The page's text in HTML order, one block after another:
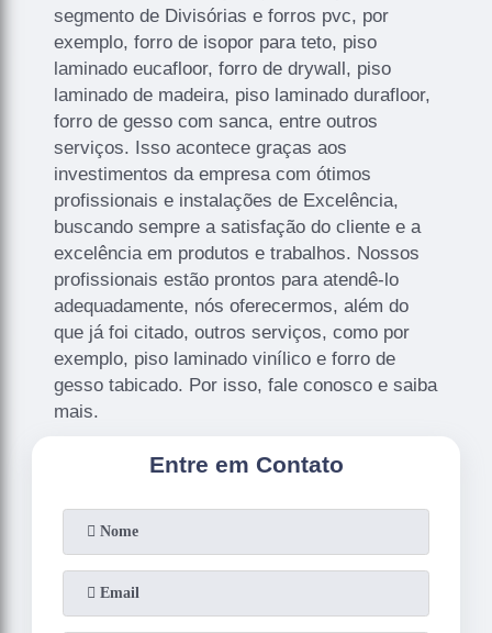
segmento de Divisórias e forros pvc, por
exemplo, forro de isopor para teto, piso
laminado eucafloor, forro de drywall, piso
laminado de madeira, piso laminado durafloor,
forro de gesso com sanca, entre outros
serviços. Isso acontece graças aos
investimentos da empresa com ótimos
profissionais e instalações de Excelência,
buscando sempre a satisfação do cliente e a
excelência em produtos e trabalhos. Nossos
profissionais estão prontos para atendê-lo
adequadamente, nós oferecermos, além do
que já foi citado, outros serviços, como por
exemplo, piso laminado vinílico e forro de
gesso tabicado. Por isso, fale conosco e saiba
mais.
Entre em Contato